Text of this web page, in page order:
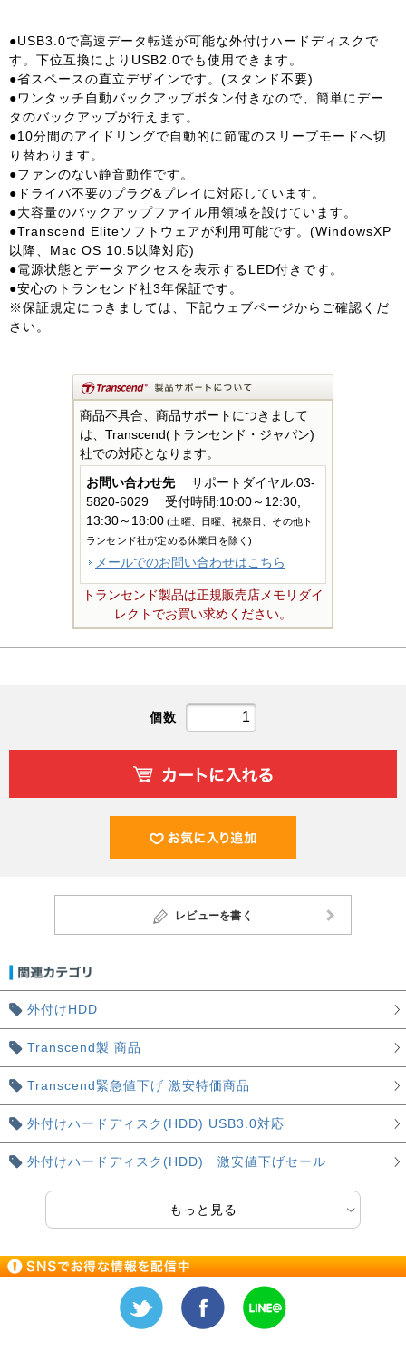
●USB3.0で高速データ転送が可能な外付けハードディスクで
す。下位互換によりUSB2.0でも使用できます。
●省スペースの直立デザインです。(スタンド不要)
●ワンタッチ自動バックアップボタン付きなので、簡単にデー
タのバックアップが行えます。
●10分間のアイドリングで自動的に節電のスリープモードへ切
り替わります。
●ファンのない静音動作です。
●ドライバ不要のプラグ&プレイに対応しています。
●大容量のバックアップファイル用領域を設けています。
●Transcend Eliteソフトウェアが利用可能です。(WindowsXP
以降、Mac OS 10.5以降対応)
●電源状態とデータアクセスを表示するLED付きです。
●安心のトランセンド社3年保証です。
※保証規定につきましては、下記ウェブページからご確認くだ
さい。
商品不具合、商品サポートにつきまして
は、Transcend(トランセンド・ジャパン)
社での対応となります。
お問い合わせ先サポートダイヤル:03-
5820-6029 受付時間:10:00～12:30,
13:30～18:00 (土曜、日曜、祝祭日、その他ト
ランセンド社が定める休業日を除く)
メールでのお問い合わせはこちら
トランセンド製品は正規販売店メモリダイ
レクトでお買い求めください。
個数
レビューを書く
外付けHDD
Transcend製 商品
Transcend緊急値下げ 激安特価商品
外付けハードディスク(HDD) USB3.0対応
外付けハードディスク(HDD) 激安値下げセール
もっと見る